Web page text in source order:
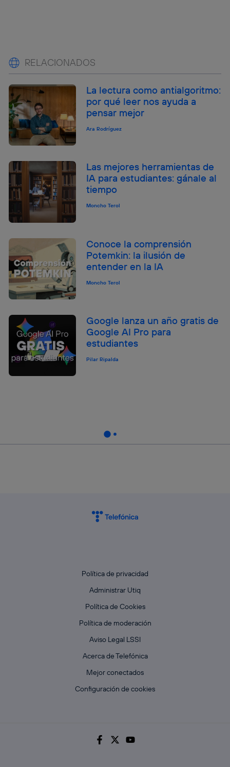
RELACIONADOS
La lectura como antialgoritmo:
por qué leer nos ayuda a
pensar mejor
Ara Rodríguez
Las mejores herramientas de
IA para estudiantes: gánale al
tiempo
Moncho Terol
Conoce la comprensión
Potemkin: la ilusión de
entender en la IA
Moncho Terol
Google lanza un año gratis de
Google AI Pro para
estudiantes
Pilar Ripalda
Política de privacidad
Administrar Utiq
Política de Cookies
Política de moderación
Aviso Legal LSSI
Acerca de Telefónica
Mejor conectados
Configuración de cookies